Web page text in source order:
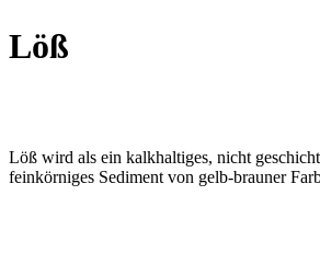
Löß
Löß wird als ein kalkhaltiges, nicht
feinkörniges Sediment von gelb-brauner